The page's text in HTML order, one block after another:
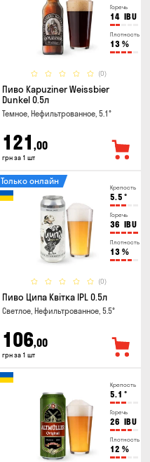
Горечь
14 IBU
Плотность
13 %
(0)
Пиво Kapuziner Weissbier
Dunkel 0.5л
Темное, Нефильтрованное, 5.1°
121 ,00
грн за 1 шт
Крепость
5.5 °
Горечь
36 IBU
Плотность
13 %
(0)
Только онлайн
Пиво Ципа Квітка IPL 0.5л
Светлое, Нефильтрованное, 5.5°
106,00
грн за 1 шт
Крепость
5.1 °
Горечь
26 IBU
Плотность
12 %